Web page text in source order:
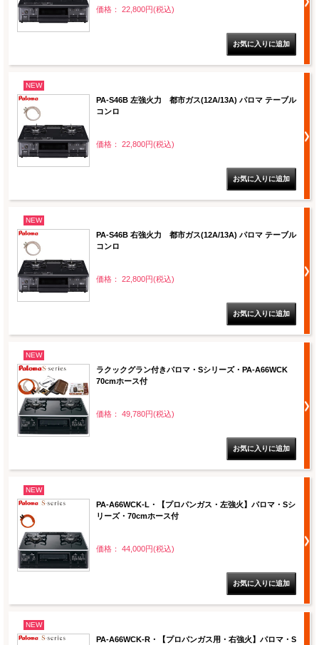
価格： 22,800円(税込)
NEW
PA-S46B 左強火力 都市ガス(12A/13A) パロマ テーブル
コンロ
価格： 22,800円(税込)
NEW
PA-S46B 右強火力 都市ガス(12A/13A) パロマ テーブル
コンロ
価格： 22,800円(税込)
NEW
ラクックグラン付きパロマ・Sシリーズ・PA-A66WCK
70cmホース付
価格： 49,780円(税込)
NEW
PA-A66WCK-L・【プロパンガス・左強火】パロマ・Sシ
リーズ・70cmホース付
価格： 44,000円(税込)
NEW
PA-A66WCK-R・【プロパンガス用・右強火】パロマ・S